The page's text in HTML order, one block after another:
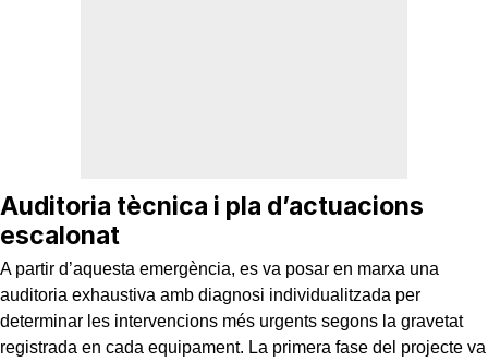
Auditoria tècnica i pla d’actuacions
escalonat
A partir d’aquesta emergència, es va posar en marxa una
auditoria exhaustiva amb diagnosi individualitzada per
determinar les intervencions més urgents segons la gravetat
registrada en cada equipament. La primera fase del projecte va